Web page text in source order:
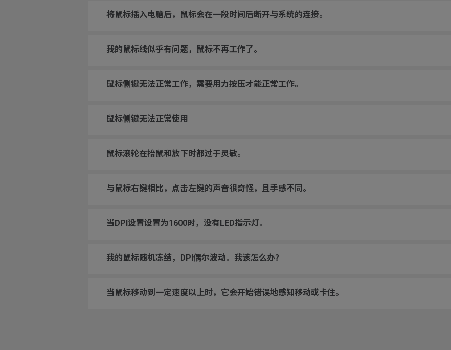
将鼠标插入电脑后，鼠标会在一段时间后断开与系统的连接。
我的鼠标线似乎有问题，鼠标不再工作了。
鼠标侧键无法正常工作，需要用力按压才能正常工作。
鼠标侧键无法正常使用
鼠标滚轮在抬鼠和放下时都过于灵敏。
与鼠标右键相比，点击左键的声音很奇怪，且手感不同。
当DPI设置设置为1600时，没有LED指示灯。
我的鼠标随机冻结，DPI偶尔波动。我该怎么办？
当鼠标移动到一定速度以上时，它会开始错误地感知移动或卡住。